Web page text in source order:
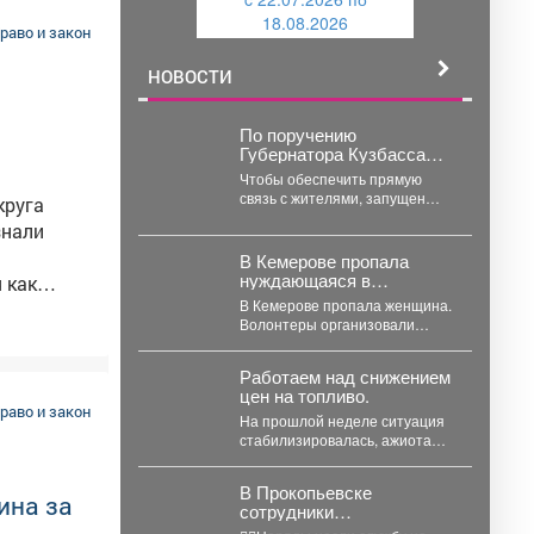
35и закон
как
и закон
за
18.08.2026
НОВОСТИ
По поручению
Губернатора Кузбасса
глава Междуреченска
ежедневно держит на
контроле ситуацию с
топливом.
Чтобы обеспечить прямую
связь с жителями, запущен
«Топливный гид» в
мессенджере МАХ.
В Кемерове пропала
нуждающаяся в
медпомощи 60-летняя
женщина
В Кемерове пропала женщина.
Волонтеры организовали
Кемерове...
Работаем над снижением
цен на топливо.
На прошлой неделе ситуация
стабилизировалась, ажиотаж
солярки. Удалось...
В Прокопьевске
сотрудники